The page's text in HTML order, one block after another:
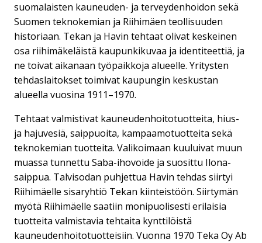
suomalaisten kauneuden- ja terveydenhoidon sekä
Suomen teknokemian ja Riihimäen teollisuuden
historiaan. Tekan ja Havin tehtaat olivat keskeinen
osa riihimäkeläistä kaupunkikuvaa ja identiteettiä, ja
ne toivat aikanaan työpaikkoja alueelle. Yritysten
tehdaslaitokset toimivat kaupungin keskustan
alueella vuosina 1911–1970.
Tehtaat valmistivat kauneudenhoitotuotteita, hius-
ja hajuvesiä, saippuoita, kampaamotuotteita sekä
teknokemian tuotteita. Valikoimaan kuuluivat muun
muassa tunnettu Saba-ihovoide ja suosittu Ilona-
saippua. Talvisodan puhjettua Havin tehdas siirtyi
Riihimäelle sisaryhtiö Tekan kiinteistöön. Siirtymän
myötä Riihimäelle saatiin monipuolisesti erilaisia
tuotteita valmistavia tehtaita kynttilöistä
kauneudenhoitotuotteisiin. Vuonna 1970 Teka Oy Ab